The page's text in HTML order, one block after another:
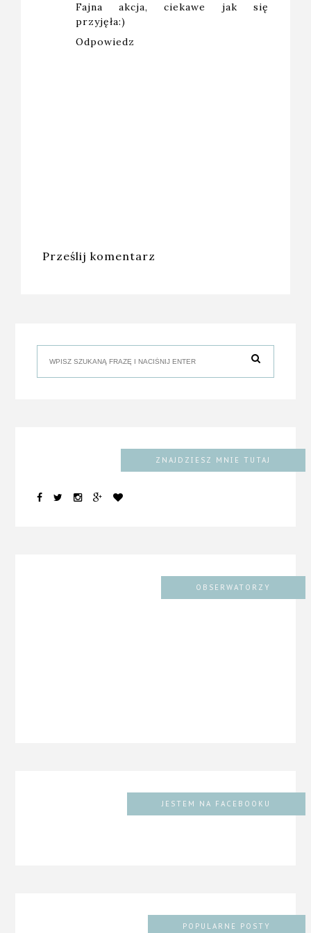
Fajna akcja, ciekawe jak się
przyjęła:)
Odpowiedz
Prześlij komentarz
ZNAJDZIESZ MNIE TUTAJ
OBSERWATORZY
JESTEM NA FACEBOOKU
POPULARNE POSTY